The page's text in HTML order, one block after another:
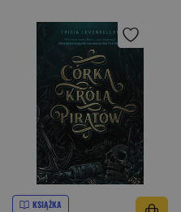
KSIĄŻKA